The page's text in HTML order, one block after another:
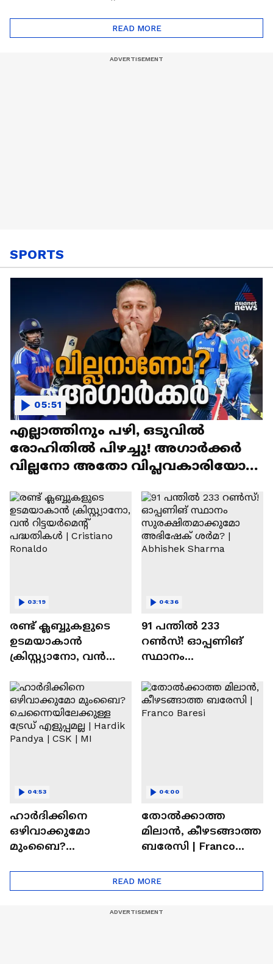
നൽകി മടുത്ത്
പ്രസ്‌താവന
നടത്തണമെന്ന്
READ MORE
SPORTS
എല്ലാത്തിനും പഴി, ഒടുവില്‍
രോഹിതില്‍ പിഴച്ചു! അഗാര്‍ക്കർ
വില്ലനോ അതോ വിപ്ലവകാരിയോ? |
05:51
രണ്ട്‌ ക്ലബ്ബുകളുടെ
ഉടമയാകാന്‍
ക്രിസ്റ്റ്യാനോ, വന്‍
പദ്ധതികള്‍ | Cristiano
Ronaldo
03:19
91 പന്തില്‍ 233
റണ്‍സ്! ഓപ്പണിങ്
സ്ഥാനം
അഭിഷേക് ശർമ? |
Abhishek Sharma
04:36
ഹാർദിക്കിനെ
ഒഴിവാക്കുമോ
മുംബൈ?
Hardik Pandya | CSK |
04:53
തോല്‍ക്കാത്ത
മിലാന്‍, കീഴടങ്ങാത്ത
ബരേസി | Franco
04:00
READ MORE